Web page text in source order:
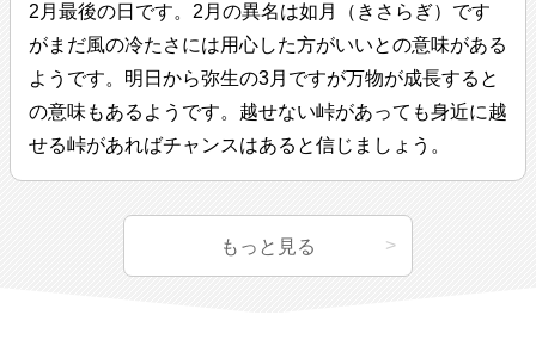
2月最後の日です。2月の異名は如月（きさらぎ）です
がまだ風の冷たさには用心した方がいいとの意味がある
ようです。明日から弥生の3月ですが万物が成長すると
の意味もあるようです。越せない峠があっても身近に越
せる峠があればチャンスはあると信じましょう。
もっと見る